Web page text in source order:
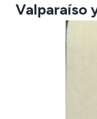
Valparaíso